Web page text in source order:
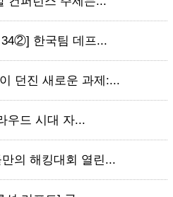
34②] 한국팀 데프...
던진 새로운 과제:...
우드 시대 자...
의 해킹대회 열린...